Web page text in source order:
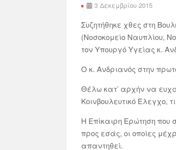
3 Δεκεμβρίου 2015
Συζητήθηκε χθες στη
(Νοσοκομείο Ναυπλίου,
τον Υπουργό Υγείας κ.
Ο κ. Ανδριανός στην
Θέλω κατ’ αρχήν να
Κοινβουλευτικό Έλεγχο,
Η Επίκαιρη Ερώτηση που
προς εσάς, οι οποίες
απαντηθεί.